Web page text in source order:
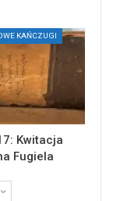
KAŃCZUGI
Kwitacja
Fugiela